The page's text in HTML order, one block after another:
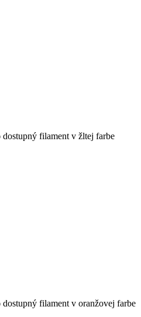
filament v žltej farbe
filament v oranžovej farbe